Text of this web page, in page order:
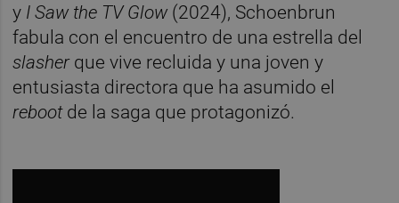
y I Saw the TV Glow (2024), Schoenbrun
fabula con el encuentro de una estrella del
slasherque vive recluida y una joven y
entusiasta directora que ha asumido el
rebootde la saga que protagonizó.